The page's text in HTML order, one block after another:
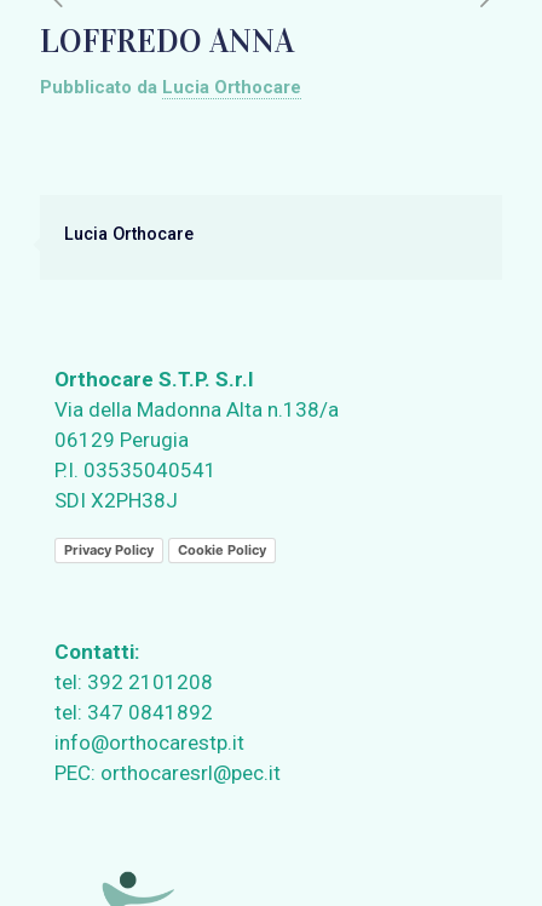
LOFFREDO ANNA
Pubblicato da Lucia Orthocare
Lucia Orthocare
Orthocare S.T.P. S.r.l
Via della Madonna Alta n.138/a
06129 Perugia
P.I. 03535040541
SDI X2PH38J
Privacy Policy Cookie Policy
Contatti:
tel: 392 2101208
tel: 347 0841892
info@orthocarestp.it
PEC: orthocaresrl@pec.it